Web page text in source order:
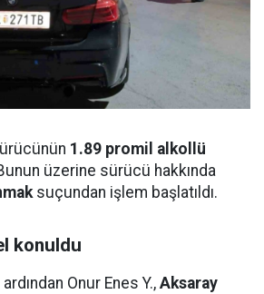
1.89 promil alkollü
üzerine sürücü hakkında
suçundan işlem başlatıldı.
konuldu
Onur Enes Y., Aksaray